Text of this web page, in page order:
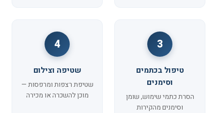
3
טיפול בכתמים
וסימנים
הסרת כתמי שימוש, שומן
וסימנים מהקירות
4
שטיפה וצילום
שטיפת רצפות ומרפסות —
מוכן להשכרה או מכירה